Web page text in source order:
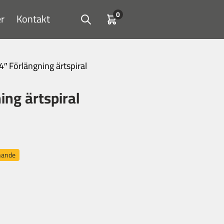
Kontakt Open search
Kundvagn
0
Förlängning ärtspiral
ärtspiral